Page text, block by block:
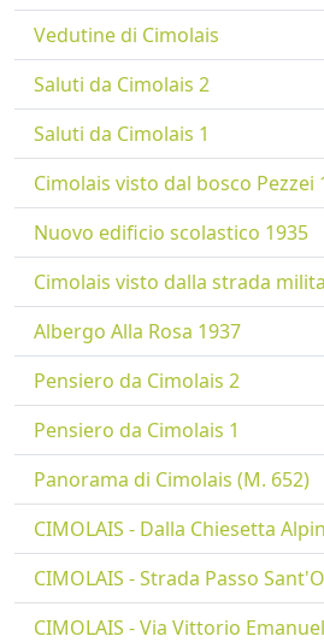
Vedutine di Cimolais
Saluti da Cimolais 2
Saluti da Cimolais 1
Cimolais visto dal bosco Pezzei
Nuovo edificio scolastico 1935
Cimolais visto dalla strada
Albergo Alla Rosa 1937
Pensiero da Cimolais 2
Pensiero da Cimolais 1
Panorama di Cimolais (M. 652)
CIMOLAIS - Dalla Chiesetta
CIMOLAIS - Strada Passo
CIMOLAIS - Via Vittorio